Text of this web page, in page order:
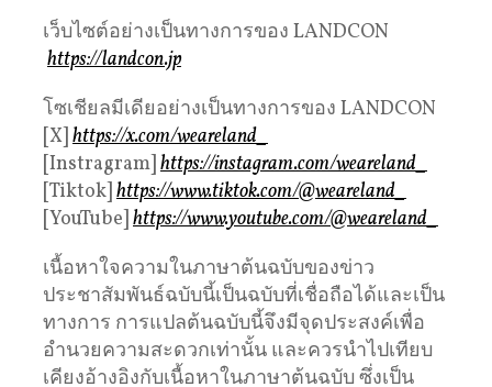
เว็บไซต์อย่างเป็นทางการของ LANDCON
https://landcon.jp
โซเชียลมีเดียอย่างเป็นทางการของ LANDCON
[X] https://x.com/weareland_
[Instragram] https://instagram.com/weareland_
[Tiktok] https://www.tiktok.com/@weareland_
[YouTube] https://www.youtube.com/@weareland_
เนื้อหาใจความในภาษาต้นฉบับของข่าว
ประชาสัมพันธ์ฉบับนี้เป็นฉบับที่เชื่อถือได้และเป็น
ทางการ การแปลต้นฉบับนี้จึงมีจุดประสงค์เพื่อ
อำนวยความสะดวกเท่านั้น และควรนำไปเทียบ
เคียงอ้างอิงกับเนื้อหาในภาษาต้นฉบับ ซึ่งเป็น